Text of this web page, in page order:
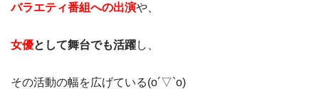
バラエティ番組への出演や、
女優として舞台でも活躍し、
その活動の幅を広げている(o´▽`o)